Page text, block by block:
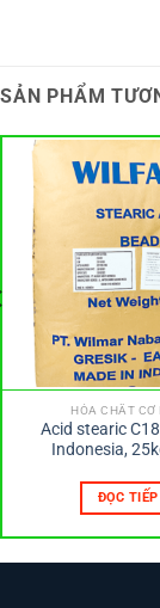
SẢN PHẨM
HÓA CHẤT CƠ
Acid stearic
Indonesia,
ĐỌC TIẾP